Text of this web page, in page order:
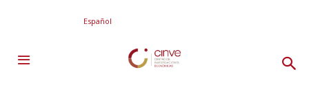
Español